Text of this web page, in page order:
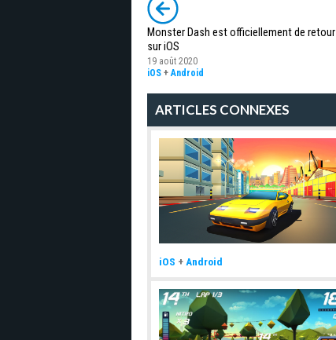
Monster Dash est officiellement de retour
sur iOS
19 août 2020
iOS + Android
ARTICLES CONNEXES
iOS + Android